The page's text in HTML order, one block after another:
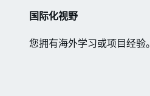
国际化视野
您拥有海外学习或项目经验。